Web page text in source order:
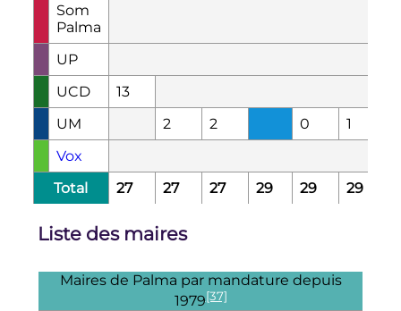
Som
Palma
UP
UCD
13
UM
2 2 0 1
Vox
Total
27 27 27 29 29 29
Liste des maires
Maires de Palma par mandature depuis
1979[37]